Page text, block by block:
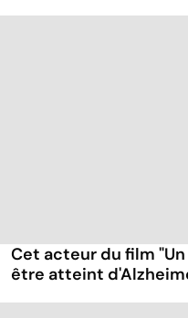
Cet acteur du film
être atteint